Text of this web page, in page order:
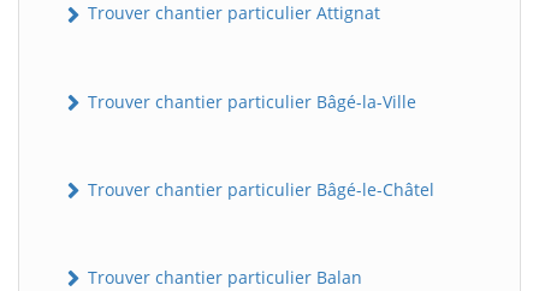
Trouver chantier particulier Attignat
Trouver chantier particulier Bâgé-la-Ville
Trouver chantier particulier Bâgé-le-Châtel
Trouver chantier particulier Balan